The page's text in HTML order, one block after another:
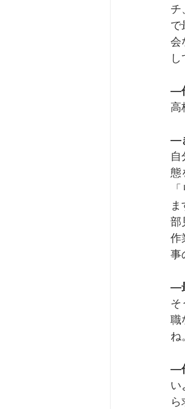
チ
で
会
し
―
高
―
自
態
ま
部
作
事
―
そ
職
ね
―
い